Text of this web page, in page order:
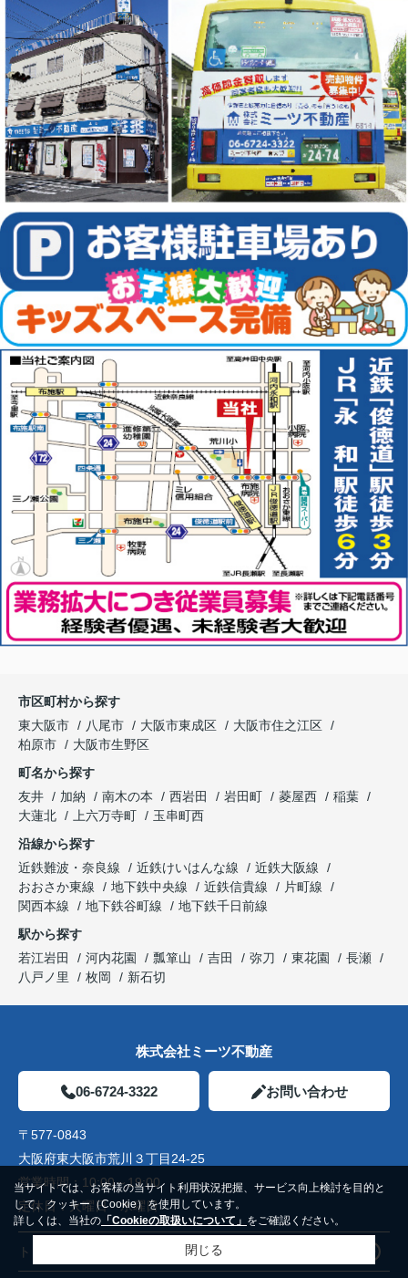
市区町村から探す
東大阪市
八尾市 大阪市東成区
大阪市住之江区
柏原市
大阪市生野区
町名から探す
友井
加納 南木の本 西岩田 岩田町 菱屋西
稲葉
大蓮北
上六万寺町
玉串町西
沿線から探す
近鉄難波・奈良線
近鉄けいはんな線
近鉄大阪線
おおさか東線
地下鉄中央線 近鉄信貴線
片町線
関西本線
地下鉄谷町線
地下鉄千日前線
駅から探す
若江岩田
河内花園 瓢箪山 吉田 弥刀 東花園
長瀬
八戸ノ里
枚岡 新石切
株式会社ミーツ不動産
06-6724-3322 お問い合わせ
〒577-0843
大阪府東大阪市荒川３丁目24-25
営業時間： 10:00～19:00
定休日：火曜日 水曜日
トップページ
当サイトでは、お客様の当サイト利用状況把握、サービス向上検討を目的と
して、クッキー（Cookie）を使用しています。
詳しくは、当社の 「Cookieの取扱いについて」 をご確認ください。
閉じる